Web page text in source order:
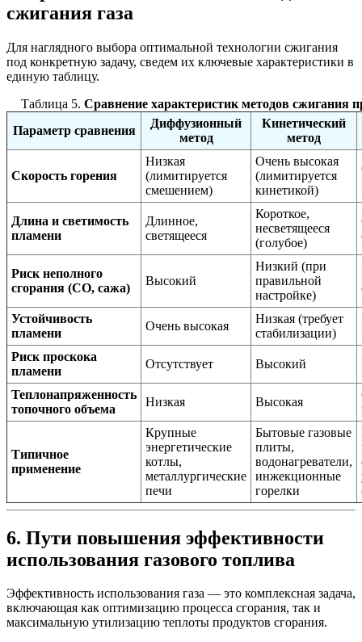
сжигания газа
Для наглядного выбора оптимальной технологии сжигания
под конкретную задачу, сведем их ключевые характеристики в
единую таблицу.
Таблица 5. Сравнение характеристик методов сжигания
Параметр сравнения
Диффузионный
метод
Кинетический
метод
Скорость горения
Низкая
(лимитируется
смешением)
Очень высокая
(лимитируется
кинетикой)
Длина и светимость
пламени
Длинное,
светящееся
Короткое,
несветящееся
(голубое)
Риск неполного
сгорания (CO, сажа)
Высокий
Низкий (при
правильной
настройке)
Устойчивость
пламени
Очень высокая
Низкая (требует
стабилизации)
Риск проскока
пламени
Отсутствует Высокий
Теплонапряженность
топочного объема
Низкая Высокая
Типичное
применение
Крупные
энергетические
котлы,
металлургические
печи
Бытовые газовые
плиты,
водонагреватели,
инжекционные
горелки
6. Пути повышения эффективности
использования газового топлива
Эффективность использования газа — это комплексная задача,
включающая как оптимизацию процесса сгорания, так и
максимальную утилизацию теплоты продуктов сгорания.